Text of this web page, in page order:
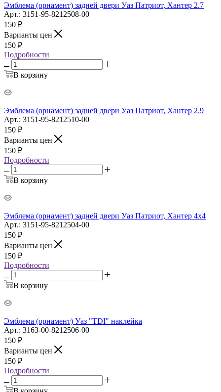
Эмблема (орнамент) задней двери Уаз Патриот, Хантер 2.7
Арт.: 3151-95-8212508-00
150 ₽
Варианты цен
150 ₽
Подробности
В корзину
Эмблема (орнамент) задней двери Уаз Патриот, Хантер 2.9
Арт.: 3151-95-8212510-00
150 ₽
Варианты цен
150 ₽
Подробности
В корзину
Эмблема (орнамент) задней двери Уаз Патриот, Хантер 4х4
Арт.: 3151-95-8212504-00
150 ₽
Варианты цен
150 ₽
Подробности
В корзину
Эмблема (орнамент) Уаз "TDI" наклейка
Арт.: 3163-00-8212506-00
150 ₽
Варианты цен
150 ₽
Подробности